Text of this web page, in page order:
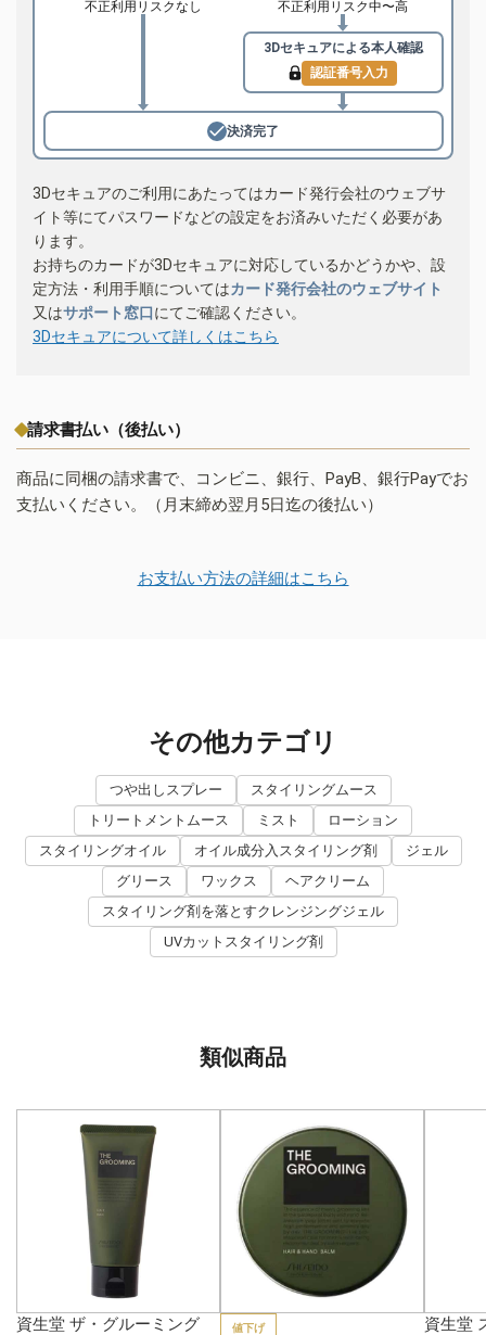
不正利用リスクなし 不正利用リスク中〜高
3Dセキュアによる本人確認
認証番号入力
決済完了
3Dセキュアのご利用にあたってはカード発行会社のウェブサ
イト等にてパスワードなどの設定をお済みいただく必要があ
ります。
お持ちのカードが3Dセキュアに対応しているかどうかや、設
定方法・利用手順についてはカード発行会社のウェブサイト
又はサポート窓口にてご確認ください。
3Dセキュアについて詳しくはこちら
請求書払い（後払い）
商品に同梱の請求書で、コンビニ、銀行、PayB、銀行Payでお
支払いください。（月末締め翌月5日迄の後払い）
お支払い方法の詳細はこちら
その他カテゴリ
つや出しスプレー
スタイリングムース
トリートメントムース
ミスト
ローション
スタイリングオイル
オイル成分入スタイリング剤
ジェル
グリース
ワックス
ヘアクリーム
スタイリング剤を落とすクレンジングジェル
UVカットスタイリング剤
類似商品
資生堂 ザ・グルーミング
値下げ
資生堂